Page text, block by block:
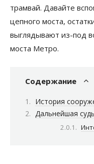
трамвай. Давайте
цепного моста,
выглядывают из-под
моста Метро.
Содержание
История
Дальнейшая